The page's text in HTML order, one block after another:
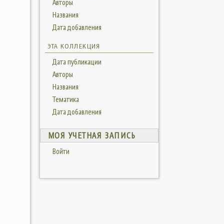
Авторы
Названия
Дата добавления
ЭТА КОЛЛЕКЦИЯ
Дата публикации
Авторы
Названия
Тематика
Дата добавления
МОЯ УЧЕТНАЯ ЗАПИСЬ
Войти